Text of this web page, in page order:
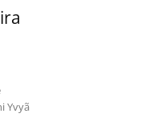
Yvyã